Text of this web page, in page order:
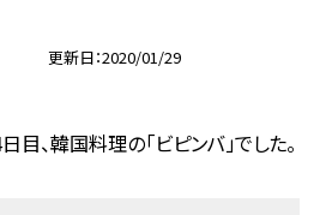
更新日 2020/01/29
、韓国料理の「ビピンバ」でした。